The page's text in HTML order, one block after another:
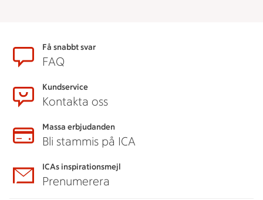
SidfotFå snabbt svar
FAQ
Kundservice
Kontakta oss
Massa erbjudanden
Bli stammis på ICA
ICAs inspirationsmejl
Prenumerera